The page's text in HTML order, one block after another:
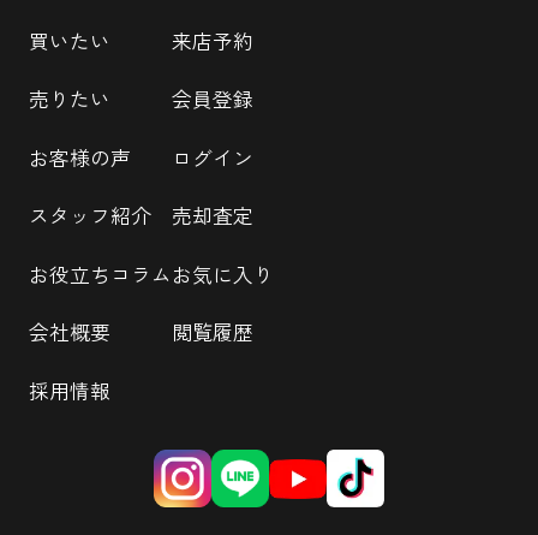
買いたい
売りたい
お客様の声
スタッフ紹介
お役立ちコラム
会社概要
採用情報
来店予約
会員登録
ログイン
売却査定
お気に入り
閲覧履歴